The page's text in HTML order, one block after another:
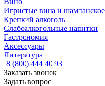
Вино
Игристые вина и шампанское
Крепкий алкоголь
Слабоалкогольные напитки
Гастрономия
Аксессуары
Литература
8 (800) 444 40 93
Заказать звонок
Задать вопрос